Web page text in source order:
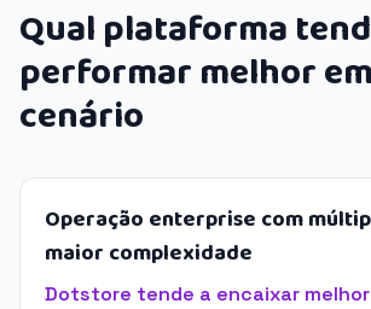
Qual plataforma
performar melhor
cenário
Operação enterprise com
maior complexidade
Dotstore tende a encaixar